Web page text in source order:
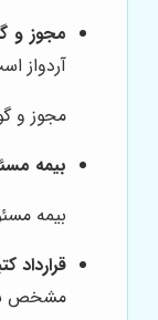
مجوز و
آردواز
مجوز و
بیمه
بیمه
قرارداد
مشخص